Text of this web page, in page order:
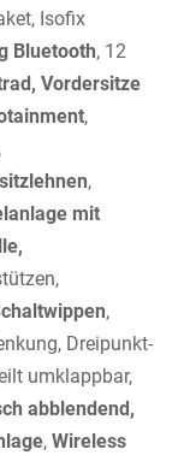
Isofix
Bluetooth, 12
Vordersitze
,
,
mit
,
Dreipunkt-
umklappbar,
abblendend,
, Wireless